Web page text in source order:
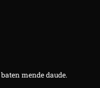
mende daude.